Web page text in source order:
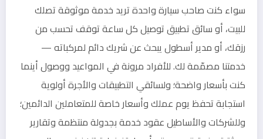
سواء كنت صاحب سيارة واحدة تريد خدمة موثوقة تصلك
للبيت، أو سائق تطبيق توصيل كل ساعة توقف تحسب من
رزقك، أو مدير أسطول يبحث عن شريك دائم لمركباته —
خدمتنا مصمّمة لك. للأفراد مرونة في المواعيد ووصول أينما
كنت بأسعار واضحة؛ ولسائقي التطبيقات والأجرة أولوية
استجابة تحفظ يوم عملك وأسعار خاصة للمتعاملين الدائمين؛
وللشركات والأساطيل عقود خدمة بجدولة منتظمة وتقارير